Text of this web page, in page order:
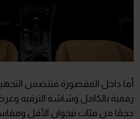
أما داخل المقصورة فتتضمن
رقمية بالكامل وشاشة الترفيه وعرض